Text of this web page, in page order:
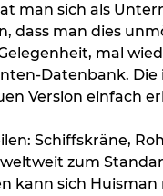
man sich als
man dies
mal
Datenbank.
Version einfach
Schiffskräne,
zum
kann sich